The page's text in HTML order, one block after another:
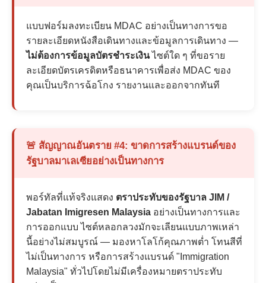
แบบฟอร์มลงทะเบียน MDAC อย่างเป็นทางการขอ
รายละเอียดหนังสือเดินทางและข้อมูลการเดินทาง —
ไม่ต้องการข้อมูลบัตรชำระเงินไซต์ใด ๆ ที่ขอราย
ละเอียดบัตรเครดิตหรือธนาคารเพื่อส่ง MDAC ของ
คุณเป็นบริการฉ้อโกง รายงานและออกจากทันที
🚨 สัญญาณอันตราย #4: ขาดการสร้างแบรนด์ของ
รัฐบาลมาเลเซียอย่างเป็นทางการ
พอร์ทัลที่แท้จริงแสดง ตราประทับของรัฐบาล JIM /
Jabatan Imigresen Malaysia อย่างเป็นทางการและ
การออกแบบ ไซต์หลอกลวงมักจะเลียนแบบภาพเหล่า
นี้อย่างไม่สมบูรณ์ — มองหาโลโก้คุณภาพต่ำ โทนสีที่
ไม่เป็นทางการ หรือการสร้างแบรนด์ "Immigration
Malaysia" ทั่วไปโดยไม่มีเครื่องหมายตราประทับ